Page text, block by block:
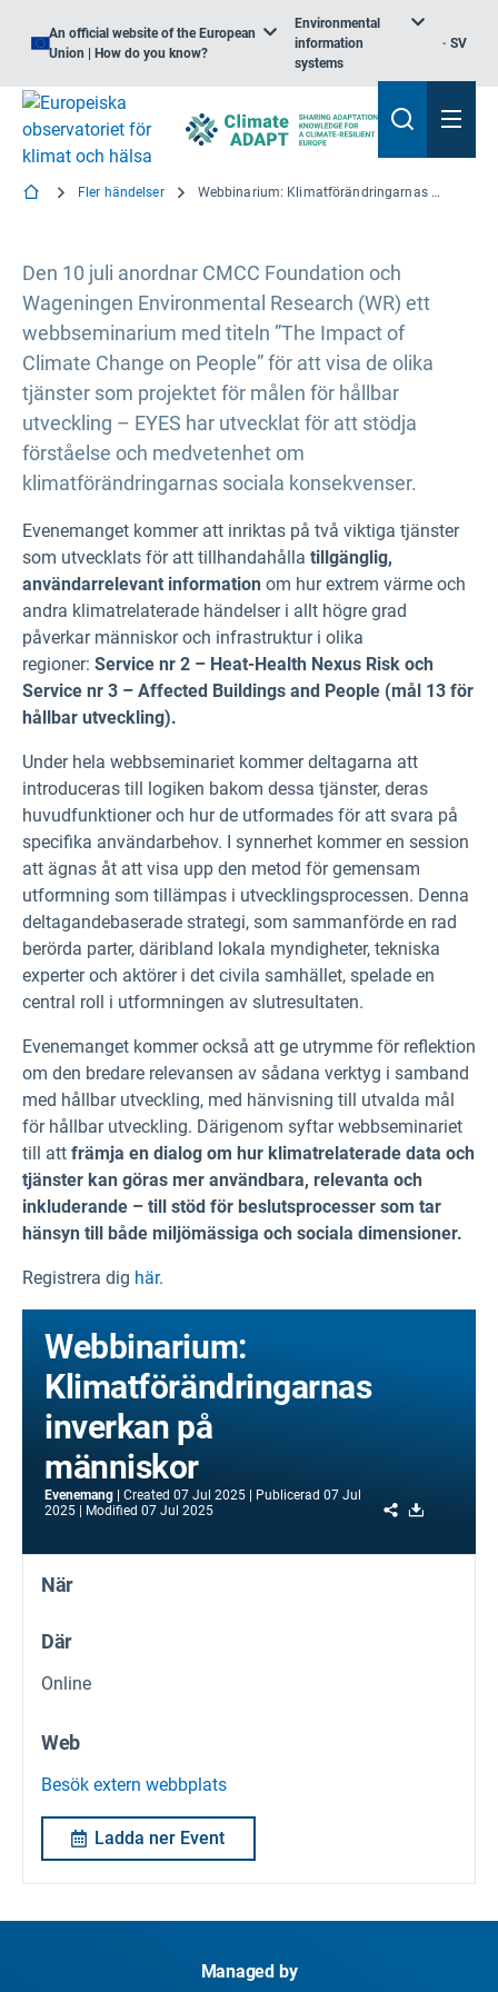
An official website of the European
Union | How do you know?
Environmental
information
systems
SV
Fler händelser Webbinarium: Klimatförändringarnas inverkan på människor
Den 10 juli anordnar CMCC Foundation och
Wageningen Environmental Research (WR) ett
webbseminarium med titeln ”The Impact of
Climate Change on People” för att visa de olika
tjänster som projektet för målen för hållbar
utveckling – EYES har utvecklat för att stödja
förståelse och medvetenhet om
klimatförändringarnas sociala konsekvenser.
Evenemanget kommer att inriktas på två viktiga tjänster
som utvecklats för att tillhandahålla tillgänglig,
användarrelevant information om hur extrem värme och
andra klimatrelaterade händelser i allt högre grad
påverkar människor och infrastruktur i olika
regioner: Service nr 2 – Heat-Health Nexus Risk och
Service nr 3 – Affected Buildings and People (mål 13 för
hållbar utveckling).
Under hela webbseminariet kommer deltagarna att
introduceras till logiken bakom dessa tjänster, deras
huvudfunktioner och hur de utformades för att svara på
specifika användarbehov. I synnerhet kommer en session
att ägnas åt att visa upp den metod för gemensam
utformning som tillämpas i utvecklingsprocessen. Denna
deltagandebaserade strategi, som sammanförde en rad
berörda parter, däribland lokala myndigheter, tekniska
experter och aktörer i det civila samhället, spelade en
central roll i utformningen av slutresultaten.
Evenemanget kommer också att ge utrymme för reflektion
om den bredare relevansen av sådana verktyg i samband
med hållbar utveckling, med hänvisning till utvalda mål
för hållbar utveckling. Därigenom syftar webbseminariet
till att främja en dialog om hur klimatrelaterade data och
tjänster kan göras mer användbara, relevanta och
inkluderande – till stöd för beslutsprocesser som tar
hänsyn till både miljömässiga och sociala dimensioner.
Registrera dig här.
Webbinarium:
Klimatförändringarnas
inverkan på
människor
Evenemang Created 07 Jul 2025 Publicerad 07 Jul
2025
Modified 07 Jul 2025 Share
När
Där
Online
Web
Besök extern webbplats
Ladda ner Event
Managed by